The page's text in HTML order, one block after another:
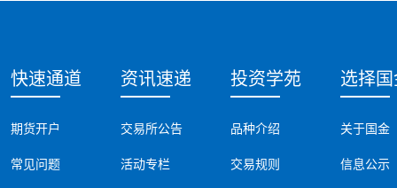
快速通道
期货开户
常见问题
资讯速递
交易所公告
活动专栏
投资学苑
品种介绍
交易规则
选择
关于国金
信息公示